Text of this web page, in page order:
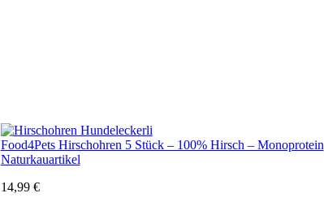
Food4Pets Hirschohren 5 Stück – 100% Hirsch – Monoprotein
Naturkauartikel
14,99 €